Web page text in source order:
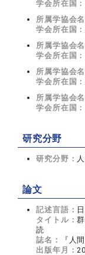
学会所在国：
所属学協会名
学会所在国：
所属学協会名
学会所在国：
所属学協会名
学会所在国：
所属学協会名
学会所在国：
研究分野
研究分野：
論文
記述言語：
タイトル：
読
誌名：
『人
出版年月：